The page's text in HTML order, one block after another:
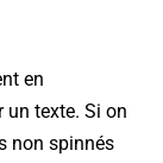
en
un texte. Si on
non spinnés